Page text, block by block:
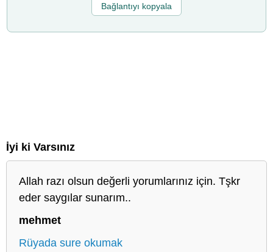
Bağlantıyı kopyala
İyi ki Varsınız
Allah razı olsun değerli yorumlarınız için. Tşkr
eder saygılar sunarım..
mehmet
Rüyada sure okumak